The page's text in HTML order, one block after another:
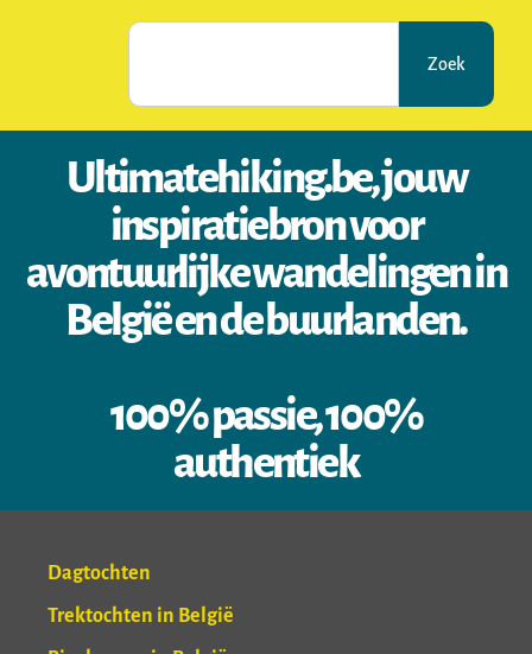
Zoek
Ultimatehiking.be, jouw
inspiratiebron voor
avontuurlijke wandelingen in
België en de buurlanden.
100% passie, 100%
authentiek
Dagtochten
Trektochten in België